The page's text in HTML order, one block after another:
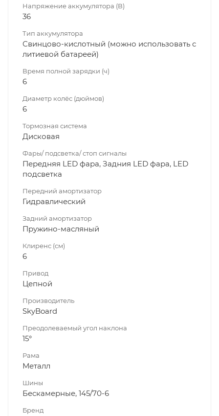
Напряжение аккумулятора (В)
36
Тип аккумулятора
Свинцово-кислотный (можно использовать с
литиевой батареей)
Время полной зарядки (ч)
6
Диаметр колёс (дюймов)
6
Тормозная система
Дисковая
Фары/ подсветка/ стоп сигналы
Передняя LED фара, Задния LED фара, LED
подсветка
Передний амортизатор
Гидравлический
Задний амортизатор
Пружино-масляный
Клиренс (см)
6
Привод
Цепной
Производитель
SkyBoard
Преодолеваемый угол наклона
15°
Рама
Металл
Шины
Бескамерные, 145/70-6
Бренд